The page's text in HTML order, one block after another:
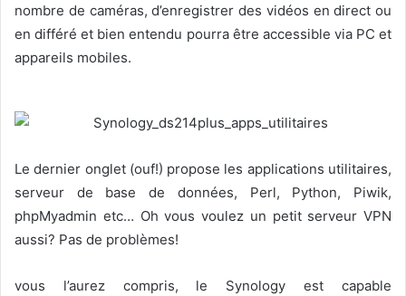
nombre de caméras, d’enregistrer des vidéos en direct ou
en différé et bien entendu pourra être accessible via PC et
appareils mobiles.
Le dernier onglet (ouf!) propose les applications utilitaires,
serveur de base de données, Perl, Python, Piwik,
phpMyadmin etc… Oh vous voulez un petit serveur VPN
aussi? Pas de problèmes!
vous l’aurez compris, le Synology est capable